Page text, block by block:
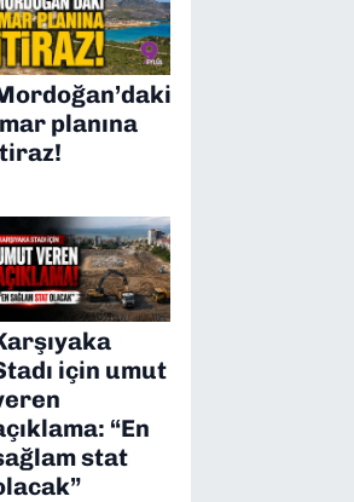
planına
için umut
“En
stat